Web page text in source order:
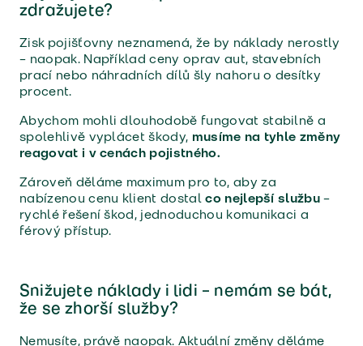
zdražujete?
Zisk pojišťovny neznamená, že by náklady nerostly
– naopak. Například ceny oprav aut, stavebních
prací nebo náhradních dílů šly nahoru o desítky
procent.
Abychom mohli dlouhodobě fungovat stabilně a
spolehlivě vyplácet škody, musíme na tyhle změny
reagovat i v cenách pojistného.
Zároveň děláme maximum pro to, aby za
nabízenou cenu klient dostalco nejlepší službu–
rychlé řešení škod, jednoduchou komunikaci a
férový přístup.
Snižujete náklady i lidi – nemám se bát,
že se zhorší služby?
Nemusíte, právě naopak. Aktuální změny děláme